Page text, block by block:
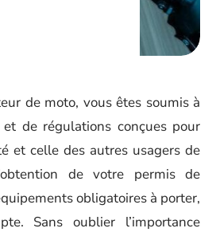
de moto, vous êtes soumis à
de régulations conçues pour
et celle des autres usagers de
de votre permis de
obligatoires à porter,
Sans oublier l’importance